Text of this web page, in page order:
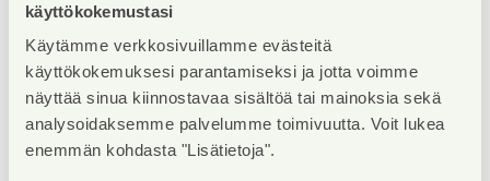
käyttökokemustasi
Käytämme verkkosivuillamme evästeitä
käyttökokemuksesi parantamiseksi ja jotta voimme
näyttää sinua kiinnostavaa sisältöä tai mainoksia sekä
analysoidaksemme palvelumme toimivuutta. Voit lukea
enemmän kohdasta "Lisätietoja".
Ajankohtaista
Tiedote—09.07.2026
Asuntosäätiö on selvittänyt
parvekkeiden turvallisuutta
kohteillaan